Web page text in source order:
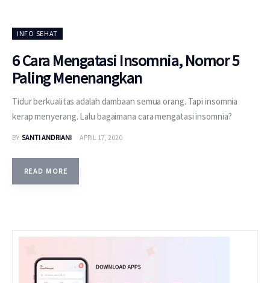
INFO SEHAT
6 Cara Mengatasi Insomnia, Nomor 5
Paling Menenangkan
Tidur berkualitas adalah dambaan semua orang. Tapi insomnia
kerap menyerang. Lalu bagaimana cara mengatasi insomnia?
BY SANTI ANDRIANI APRIL 17, 2020
READ MORE